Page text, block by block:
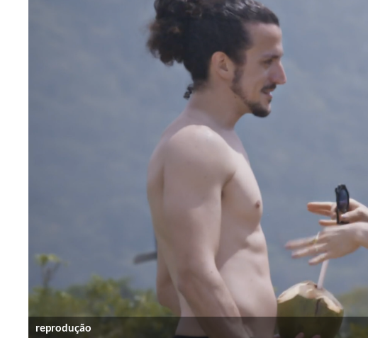
reprodução